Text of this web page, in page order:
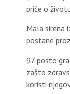
priče o
Mala sirena
postane
97 posto
zašto
koristi